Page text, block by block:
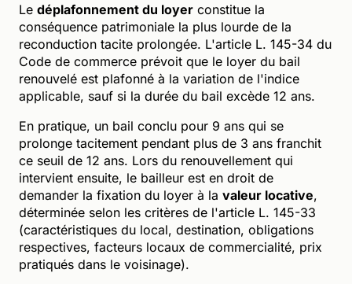
Le déplafonnement du loyer constitue la
conséquence patrimoniale la plus lourde de la
reconduction tacite prolongée. L'article L. 145-34 du
Code de commerce prévoit que le loyer du bail
renouvelé est plafonné à la variation de l'indice
applicable, sauf si la durée du bail excède 12 ans.
En pratique, un bail conclu pour 9 ans qui se
prolonge tacitement pendant plus de 3 ans franchit
ce seuil de 12 ans. Lors du renouvellement qui
intervient ensuite, le bailleur est en droit de
demander la fixation du loyer à la valeur locative,
déterminée selon les critères de l'article L. 145-33
(caractéristiques du local, destination, obligations
respectives, facteurs locaux de commercialité, prix
pratiqués dans le voisinage).